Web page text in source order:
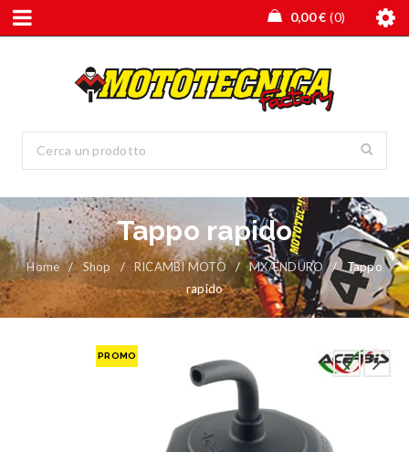
0,00€ 0
Tappo rapido
Home / Shop / RICAMBI MOTO / MX/ENDURO /
Tappo
rapido
PROMO